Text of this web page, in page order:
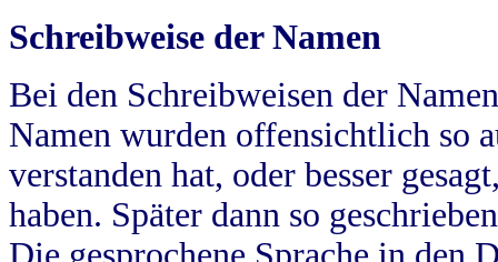
Schreibweise der Namen
Bei den Schreibweisen der
Namen wurden offensichtlich so
verstanden hat, oder besser
haben. Später dann so